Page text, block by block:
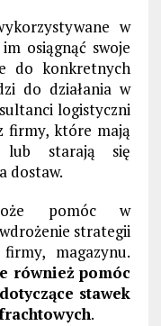
w
osiągnąć swoje
do konkretnych
do działania w
logistyczni
firmy, które mają
lub starają się
dostaw.
pomóc w
strategii
magazynu.
również pomóc
stawek
.